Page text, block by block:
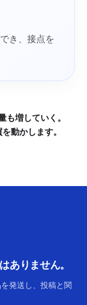
き、接点を
増していく。
動かします。
ありません。
発送し、投稿と関